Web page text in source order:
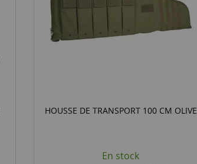
HOUSSE DE TRANSPORT 100 CM OLIVE
En stock